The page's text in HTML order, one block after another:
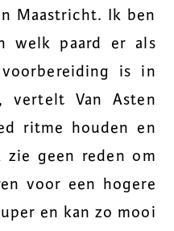
Maastricht. Ik ben
welk paard er als
is in
vertelt Van Asten
ritme houden en
geen reden om
voor een hogere
en kan zo mooi